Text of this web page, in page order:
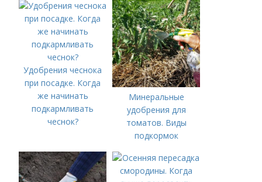
Удобрения чеснока
при посадке. Когда
же начинать
подкармливать
чеснок?
Минеральные
удобрения для
томатов. Виды
подкормок